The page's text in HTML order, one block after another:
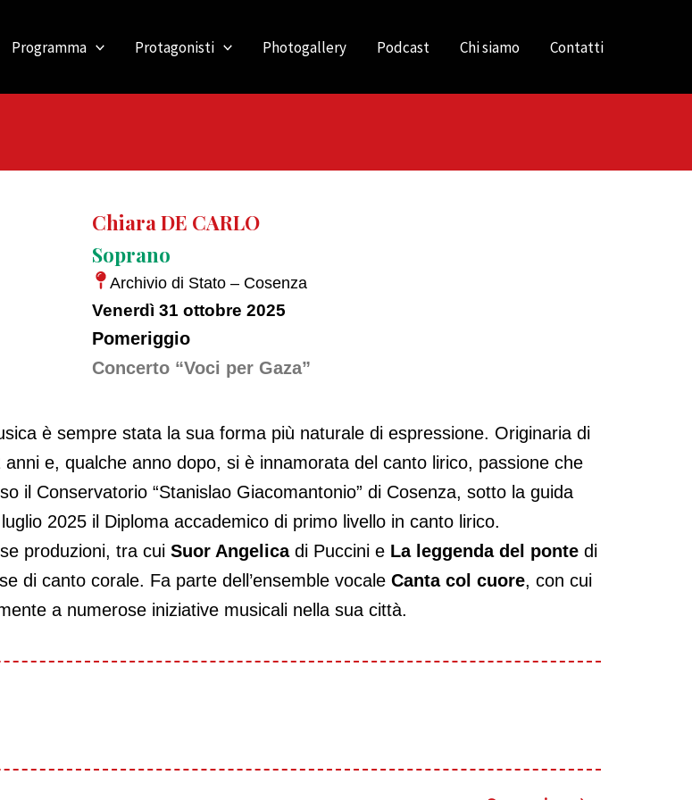
Programma Protagonisti Photogallery Podcast Chi siamo Contatti
Chiara DE CARLO
Soprano
Archivio di Stato – Cosenza
Venerdì 31 ottobre 2025
Pomeriggio
Concerto “Voci per Gaza”
è sempre stata la sua forma più naturale di espressione. Originaria di
e, qualche anno dopo, si è innamorata del canto lirico, passione che
il Conservatorio “Stanislao Giacomantonio” di Cosenza, sotto la guida
2025 il Diploma accademico di primo livello in canto lirico.
produzioni, tra cui Suor Angelicadi Puccini e La leggenda del ponte di
di canto corale. Fa parte dell’ensemble vocale Canta col cuore, con cui
a numerose iniziative musicali nella sua città.